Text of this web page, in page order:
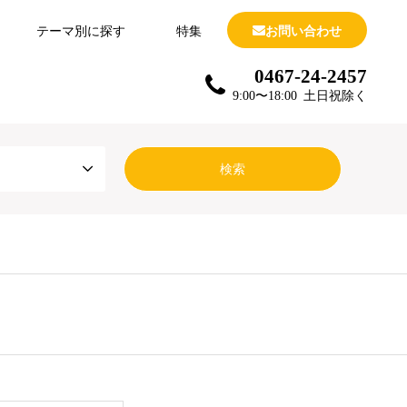
テーマ別に探す 特集 お問い合わせ
0467-24-2457
9:00〜18:00 土日祝除く